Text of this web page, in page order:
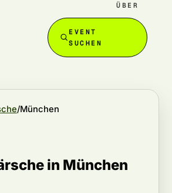
ÜBER
EVENT
SUCHEN
München
in München